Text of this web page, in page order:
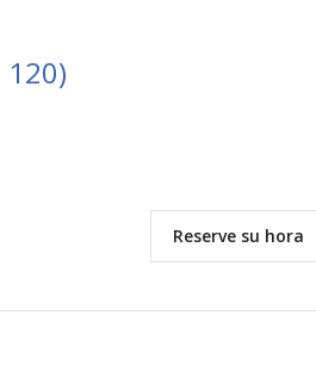
120)
Reserve su hora